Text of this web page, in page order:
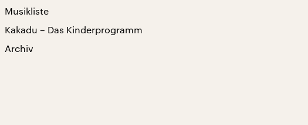
Musikliste
Kakadu – Das Kinderprogramm
Archiv